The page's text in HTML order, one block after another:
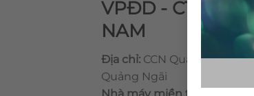
VPĐD - CTY
NAM
Địa chỉ: CCN Quán Lát, Xã
Quảng Ngãi